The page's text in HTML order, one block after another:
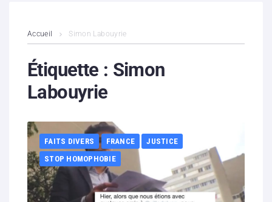
Contenus litigieux
Nous soutenir
Partenaires
Contacts
Accueil Simon Labouyrie
Étiquette : Simon
Labouyrie
FAITS DIVERS FRANCE
JUSTICE
STOP HOMOPHOBIE